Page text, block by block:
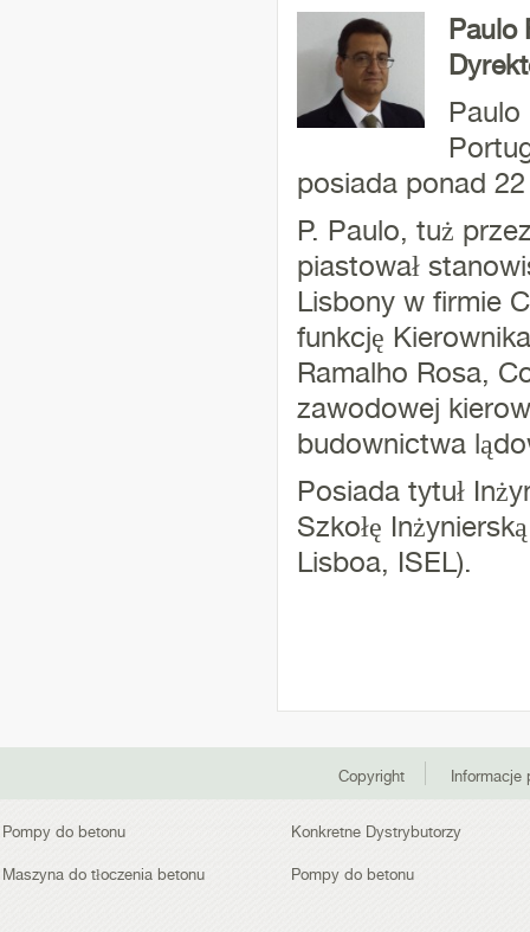
Paulo
posiada ponad
P. Paulo, tuż
piastował
Lisbony w firmie
funkcję
Ramalho Rosa,
zawodowej
budownictwa
Posiada tytuł
Szkołę
Lisboa, ISEL).
Copyright Informacje
Pompy do betonu Konkretne Dystrybutorzy
Maszyna do tłoczenia betonu Pompy do betonu